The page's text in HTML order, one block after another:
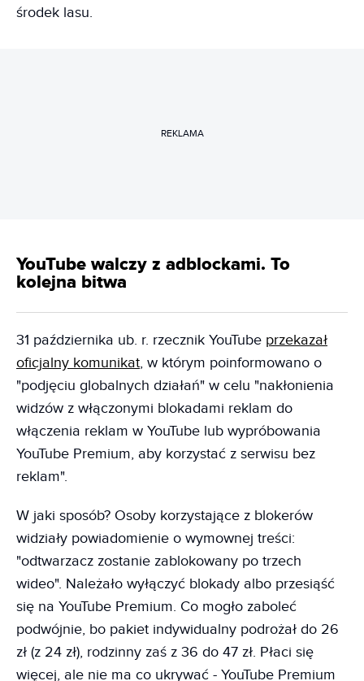
środek lasu.
REKLAMA
YouTube walczy z adblockami. To
kolejna bitwa
31 października ub. r. rzecznik YouTube przekazał
oficjalny komunikat, w którym poinformowano o
"podjęciu globalnych działań" w celu "nakłonienia
widzów z włączonymi blokadami reklam do
włączenia reklam w YouTube lub wypróbowania
YouTube Premium, aby korzystać z serwisu bez
reklam".
W jaki sposób? Osoby korzystające z blokerów
widziały powiadomienie o wymownej treści:
"odtwarzacz zostanie zablokowany po trzech
wideo". Należało wyłączyć blokady albo przesiąść
się na YouTube Premium. Co mogło zaboleć
podwójnie, bo pakiet indywidualny podrożał do 26
zł (z 24 zł), rodzinny zaś z 36 do 47 zł. Płaci się
więcej, ale nie ma co ukrywać - YouTube Premium